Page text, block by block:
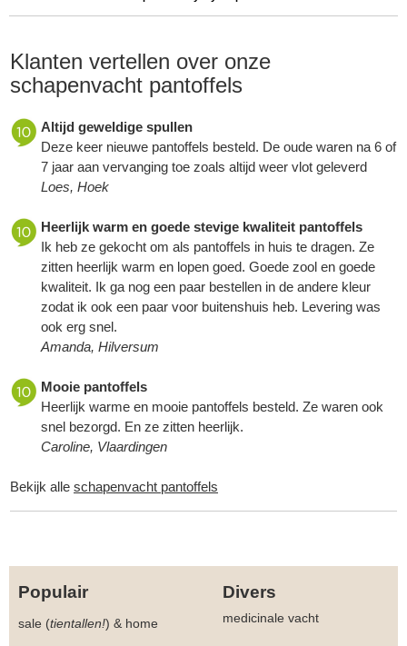
Klanten vertellen over onze
schapenvacht pantoffels
Altijd geweldige spullen
Deze keer nieuwe pantoffels besteld. De oude waren na 6 of
7 jaar aan vervanging toe zoals altijd weer vlot geleverd
Loes, Hoek
Heerlijk warm en goede stevige kwaliteit pantoffels
Ik heb ze gekocht om als pantoffels in huis te dragen. Ze
zitten heerlijk warm en lopen goed. Goede zool en goede
kwaliteit. Ik ga nog een paar bestellen in de andere kleur
zodat ik ook een paar voor buitenshuis heb. Levering was
ook erg snel.
Amanda, Hilversum
Mooie pantoffels
Heerlijk warme en mooie pantoffels besteld. Ze waren ook
snel bezorgd. En ze zitten heerlijk.
Caroline, Vlaardingen
Bekijk alle schapenvacht pantoffels
Populair Divers
sale (tientallen!) & home medicinale vacht